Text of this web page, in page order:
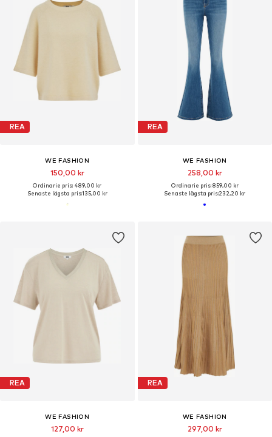
REA
WE FASHION
150,00 kr
Ordinarie pris: 489,00 kr
Senaste lägsta pris:135,00 kr
REA
WE FASHION
258,00 kr
Ordinarie pris: 859,00 kr
Senaste lägsta pris:232,20 kr
REA
WE FASHION
127,00 kr
REA
WE FASHION
297,00 kr